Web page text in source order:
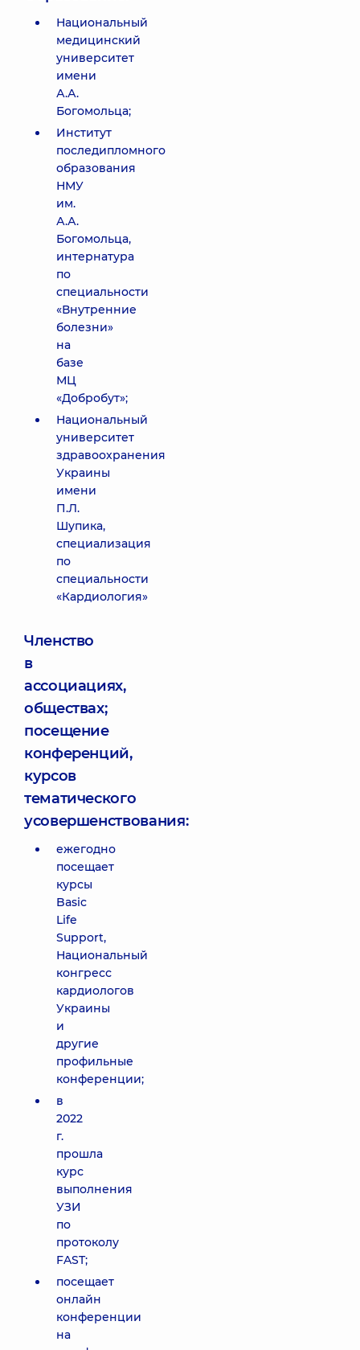
Национальный
медицинский
университет
имени
А.А.
Богомольца;
Институт
последипломного
образования
НМУ
им.
А.А.
Богомольца,
интернатура
по
специальности
«Внутренние
болезни»
на
базе
МЦ
«Добробут»;
Национальный
университет
здравоохранения
Украины
имени
П.Л.
Шупика,
специализация
по
специальности
«Кардиология»
Членство
в
ассоциациях,
обществах;
посещение
конференций,
курсов
тематического
усовершенствования:
ежегодно
посещает
курсы
Basic
Life
Support,
Национальный
конгресс
кардиологов
Украины
и
другие
профильные
конференции;
в
2022
г.
прошла
курс
выполнения
УЗИ
по
протоколу
FAST;
посещает
онлайн
конференции
на